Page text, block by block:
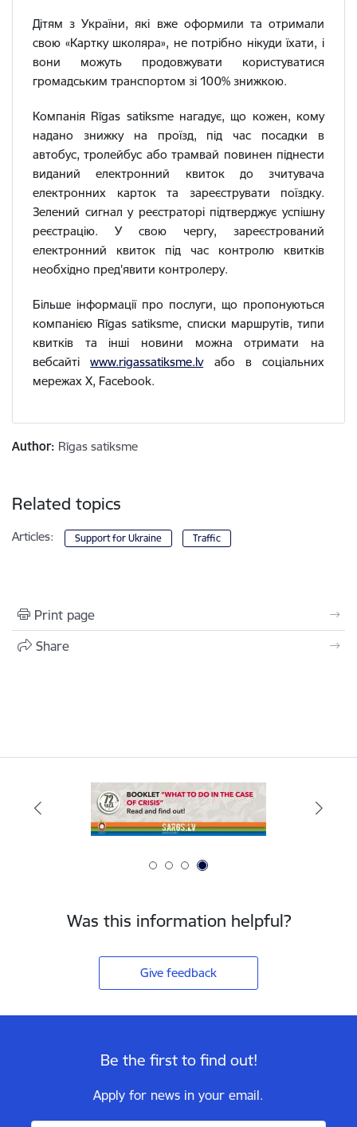
Дітям з України, які вже оформили та отримали
свою «Картку школяра», не потрібно нікуди їхати, і
вони можуть продовжувати користуватися
громадським транспортом зі 100% знижкою.
Компанія Rīgas satiksme нагадує, що кожен, кому
надано знижку на проїзд, під час посадки в
автобус, тролейбус або трамвай повинен піднести
виданий електронний квиток до зчитувача
електронних карток та зареєструвати поїздку.
Зелений сигнал у реєстраторі підтверджує успішну
реєстрацію. У свою чергу, зареєстрований
електронний квиток під час контролю квитків
необхідно пред'явити контролеру.
Більше інформації про послуги, що пропонуються
компанією Rīgas satiksme, списки маршрутів, типи
квитків та інші новини можна отримати на
вебсайтіwww.rigassatiksme.lvабо в соціальних
мережах X, Facebook.
Author: Rīgas satiksme
Related topics
Articles: Support for Ukraine Traffic
Print page
Share
Was this information helpful?
Give feedback
Be the first to find out!
Apply for news in your email.